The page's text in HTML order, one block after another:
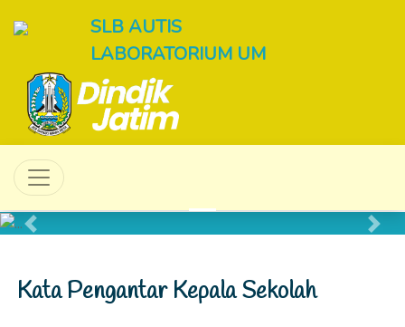
SLB AUTIS
LABORATORIUM UM
Previous Next
Kata Pengantar Kepala Sekolah